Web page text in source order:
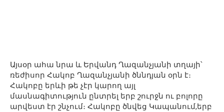
Այսօր ահա նրա և Երվանդ Ղազանչյանի տղայի՝
ռեժիսոր Հակոբ Ղազանչյանի ծննդյան օրն է։
Հակոբը երևի թե չէր կարող այլ
մասնագիտություն ընտրել երբ շուրջն ու բոլորը
արվեստ էր շնչում։ Հակոբը ծնվեց Կապանում,երբ